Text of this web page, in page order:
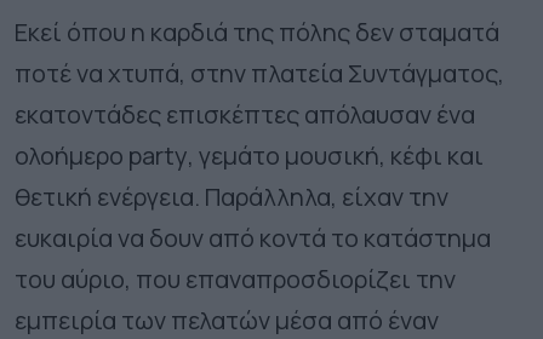
Εκεί όπου η καρδιά της πόλης δεν σταματά
ποτέ να χτυπά, στην πλατεία Συντάγματος,
εκατοντάδες επισκέπτες απόλαυσαν ένα
ολοήμερο party, γεμάτο μουσική, κέφι και
θετική ενέργεια. Παράλληλα, είχαν την
ευκαιρία να δουν από κοντά το κατάστημα
του αύριο, που επαναπροσδιορίζει την
εμπειρία των πελατών μέσα από έναν